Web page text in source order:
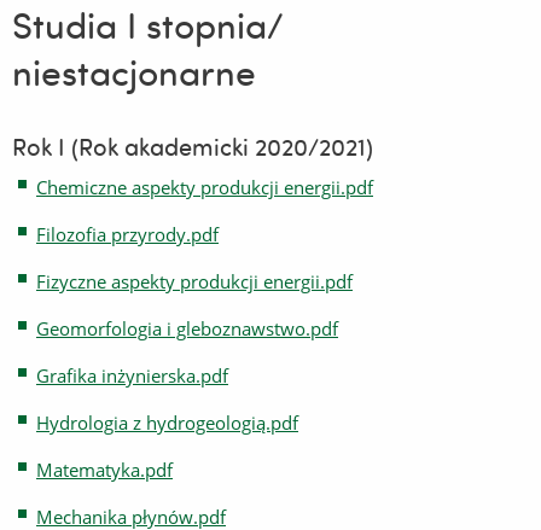
Studia I stopnia/
niestacjonarne
Rok I (Rok akademicki 2020/2021)
Chemiczne aspekty produkcji energii.pdf
Filozofia przyrody.pdf
Fizyczne aspekty produkcji energii.pdf
Geomorfologia i gleboznawstwo.pdf
Grafika inżynierska.pdf
Hydrologia z hydrogeologią.pdf
Matematyka.pdf
Mechanika płynów.pdf